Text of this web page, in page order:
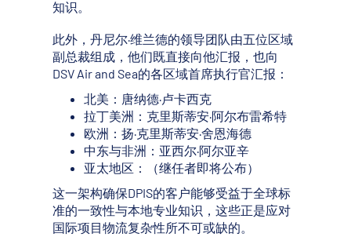
知识。
此外，丹尼尔·维兰德的领导团队由五位区域
副总裁组成，他们既直接向他汇报，也向
DSV Air and Sea的各区域首席执行官汇报：
北美：唐纳德·卢卡西克
拉丁美洲：克里斯蒂安·阿尔布雷希特
欧洲：扬·克里斯蒂安·舍恩海德
中东与非洲：亚西尔·阿尔亚辛
亚太地区：（继任者即将公布）
这一架构确保DPIS的客户能够受益于全球标
准的一致性与本地专业知识，这些正是应对
国际项目物流复杂性所不可或缺的。